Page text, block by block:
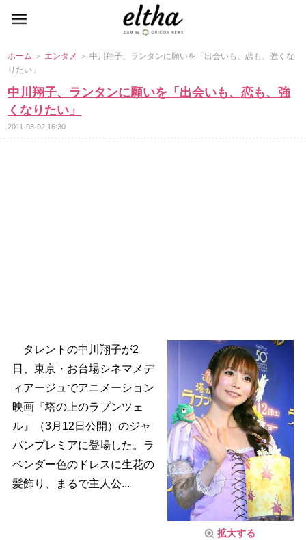
ホーム ＞ エンタメ ＞ 中川翔子、ランタンに願いを「出会いも、恋も、強くな
りたい」
中川翔子、ランタンに願いを「出会いも、恋も、強
くなりたい」
2011-03-02 16:30
拡大する
タレントの中川翔子が2
日、東京・お台場シネマメデ
ィアージュでアニメーション
映画『塔の上のラプンツェ
ル』（3月12日公開）のジャ
パンプレミアに登場した。ラ
ベンダー色のドレスに生花の
髪飾り、まるで主人公...